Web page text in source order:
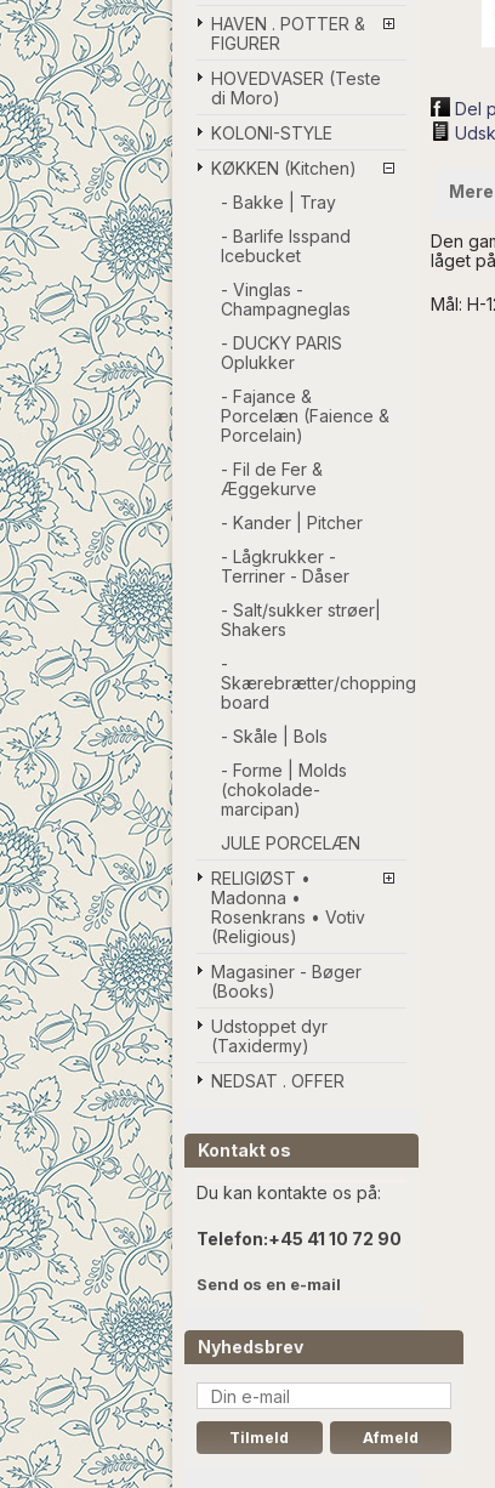
HAVEN . POTTER &
FIGURER
HOVEDVASER (Teste
di Moro)
KOLONI-STYLE
KØKKEN (Kitchen)
- Bakke | Tray
- Barlife Isspand
Icebucket
- Vinglas -
Champagneglas
- DUCKY PARIS
Oplukker
- Fajance &
Porcelæn (Faience &
Porcelain)
- Fil de Fer &
Æggekurve
- Kander | Pitcher
- Lågkrukker -
Terriner - Dåser
- Salt/sukker strøer|
Shakers
-
Skærebrætter/chopping
board
- Skåle | Bols
- Forme | Molds
(chokolade-
marcipan)
JULE PORCELÆN
RELIGIØST •
Madonna •
Rosenkrans • Votiv
(Religious)
Magasiner - Bøger
(Books)
Udstoppet dyr
(Taxidermy)
NEDSAT . OFFER
Kontakt os
Du kan kontakte os på:
Telefon:+45 41 10 72 90
Send os en e-mail
Nyhedsbrev
Del
Den
låget
Mål: H-